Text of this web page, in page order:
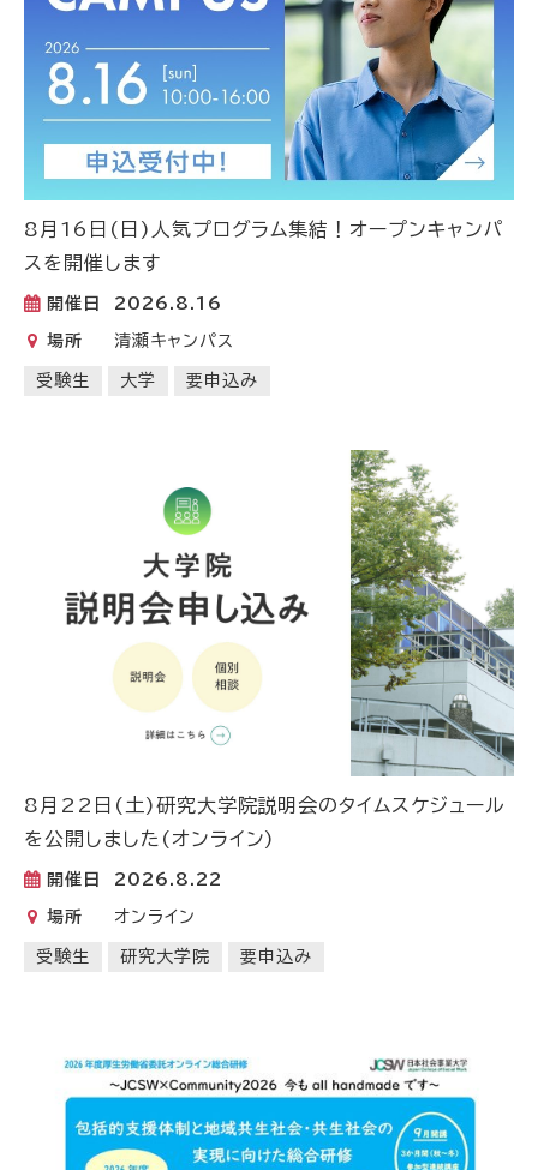
8月16日(日)人気プログラム集結！オープンキャンパ
スを開催します
開催日 2026.8.16
場所 清瀬キャンパス
受験生 大学 要申込み
8月22日(土)研究大学院説明会のタイムスケジュール
を公開しました(オンライン)
開催日 2026.8.22
場所 オンライン
受験生 研究大学院 要申込み